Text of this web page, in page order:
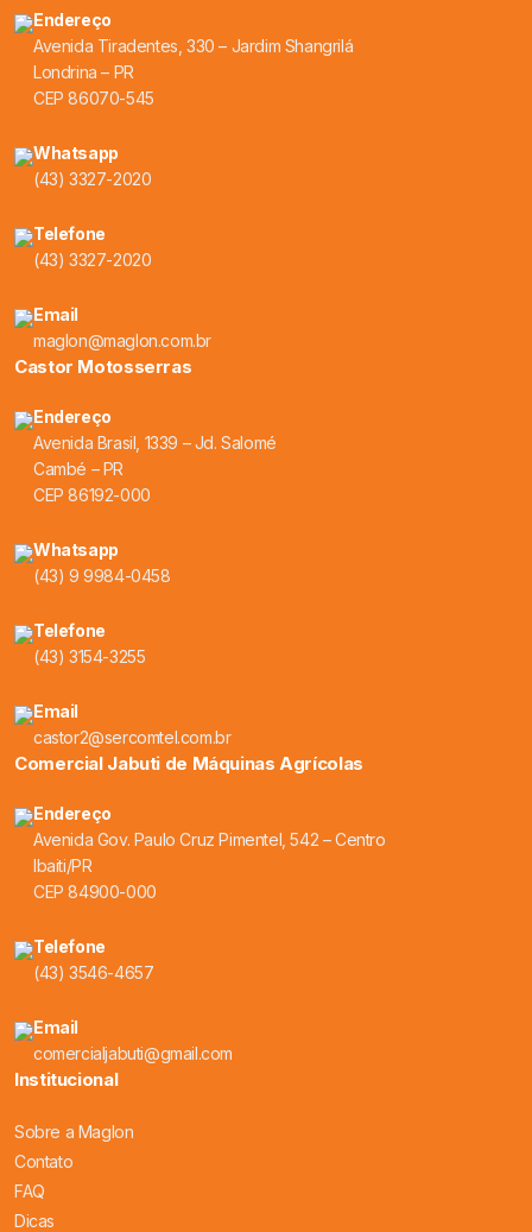
Endereço
Avenida Tiradentes, 330 – Jardim Shangrilá
Londrina – PR
CEP 86070-545
Whatsapp
(43) 3327-2020
Telefone
(43) 3327-2020
Email
maglon@maglon.com.br
Castor Motosserras
Endereço
Avenida Brasil, 1339 – Jd. Salomé
Cambé – PR
CEP 86192-000
Whatsapp
(43) 9 9984-0458
Telefone
(43) 3154-3255
Email
castor2@sercomtel.com.br
Comercial Jabuti de Máquinas Agrícolas
Endereço
Avenida Gov. Paulo Cruz Pimentel, 542 – Centro
Ibaiti/PR
CEP 84900-000
Telefone
(43) 3546-4657
Email
comercialjabuti@gmail.com
Institucional
Sobre a Maglon
Contato
FAQ
Dicas